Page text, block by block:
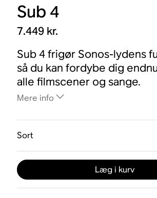
Sub 4
7.449 kr.
Sub 4 frigør Sonos-lydens
så du kan fordybe dig
alle filmscener og sange.
Mere info
Sort
Læg i kurv